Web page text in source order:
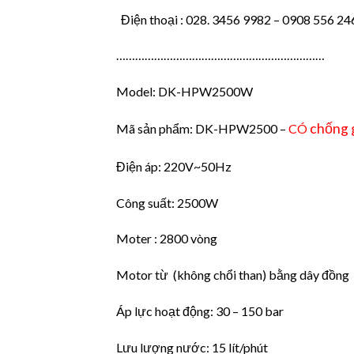
Điện thoại : 028. 3456 9982 – 0908 556
…………………………………………………………
Model: DK-HPW2500W
Mã sản phẩm: DK-HPW2500 – CÓ chống
Điện áp: 220V~50Hz
Công suất: 2500W
Moter : 2800 vòng
Motor từ (không chổi than) bằng dây đồng
Áp lực hoạt động: 30 – 150 bar
Lưu lượng nước: 15 lít/phút